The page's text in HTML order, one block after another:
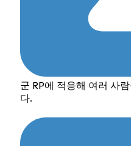
군 RP에 적응해 여러 사
다.